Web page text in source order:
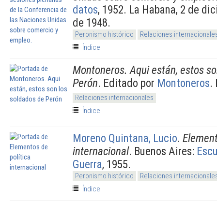
datos, 1952. La Habana, 2 de
de 1948.
Peronismo histórico
Relaciones
Índice
Montoneros. Aqui están, estos
Perón. Editado por Montoneros.
Relaciones internacionales
Índice
Moreno Quintana, Lucio.
internacional. Buenos Aires:
Guerra, 1955.
Peronismo histórico
Relaciones
Índice